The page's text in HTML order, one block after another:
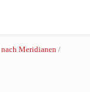
nach Meridianen /